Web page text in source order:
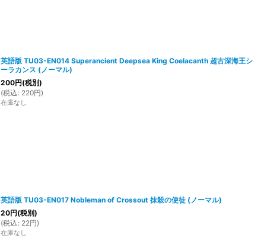
英語版 TU03-EN014 Superancient Deepsea King Coelacanth 超古深海王シ
ーラカンス (ノーマル)
200円(税別)
(税込 : 220円)
在庫なし
英語版 TU03-EN017 Nobleman of Crossout 抹殺の使徒 (ノーマル)
20円(税別)
(税込 : 22円)
在庫なし